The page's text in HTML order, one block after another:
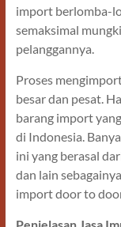
import berlomba-
semaksimal
pelanggannya.
Proses
besar dan pesat.
barang import
di Indonesia.
ini yang berasal
dan lain
import door to